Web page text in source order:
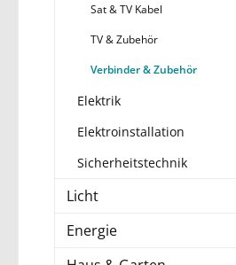
Sat & TV Kabel
TV & Zubehör
Verbinder & Zubehör
Elektrik
Elektroinstallation
Sicherheitstechnik
Licht
Energie